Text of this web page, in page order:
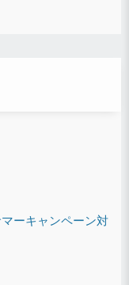
マーキャンペーン対